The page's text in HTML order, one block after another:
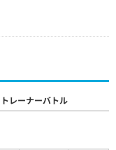
トレーナーバトル